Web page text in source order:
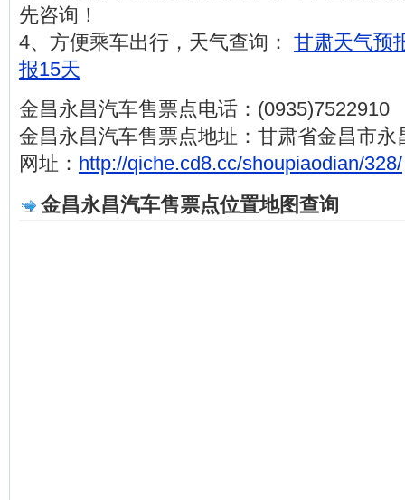
先咨询！
4、方便乘车出行，天气查询： 甘肃天气预
报15天
金昌永昌汽车售票点电话：(0935)7522910
金昌永昌汽车售票点地址：甘肃省金昌市永
网址： http://qiche.cd8.cc/shoupiaodian/328/
金昌永昌汽车售票点位置地图查询